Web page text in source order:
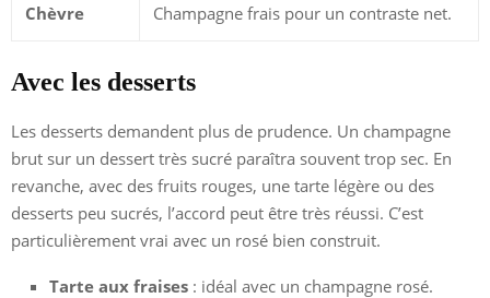
Chèvre Champagne frais pour un contraste net.
Avec les desserts
Les desserts demandent plus de prudence. Un champagne
brut sur un dessert très sucré paraîtra souvent trop sec. En
revanche, avec des fruits rouges, une tarte légère ou des
desserts peu sucrés, l’accord peut être très réussi. C’est
particulièrement vrai avec un rosé bien construit.
Tarte aux fraises : idéal avec un champagne rosé.